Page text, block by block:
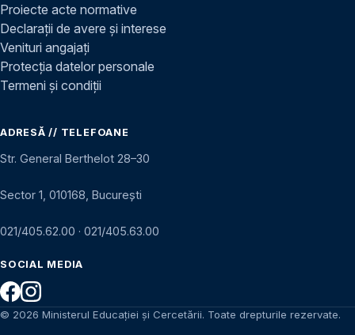
Proiecte acte normative
Declarații de avere și interese
Venituri angajați
Protecția datelor personale
Termeni și condiții
ADRESĂ // TELEFOANE
Str. General Berthelot 28–30
Sector 1, 010168, București
021/405.62.00 · 021/405.63.00
SOCIAL MEDIA
© 2026 Ministerul Educației și Cercetării. Toate drepturile rezervate.